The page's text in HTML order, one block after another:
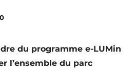
du programme e-LUMin
l’ensemble du parc